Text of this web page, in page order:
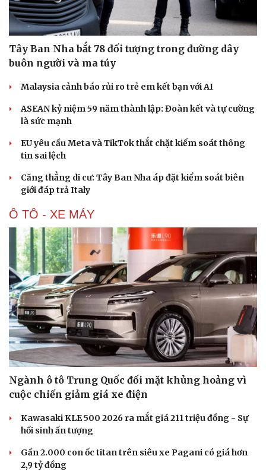
Du lịch
Tư vấn
Săn Tour
Podcast
Câu chuyện thời sự
Kể chuyện cho bé
Tây Ban Nha bắt 78 đối tượng trong đường dây
buôn người và ma túy
Malaysia cảnh báo rủi ro trẻ em kết bạn với AI
ASEAN kỷ niệm 59 năm thành lập: Đoàn kết và tự cường
là sức mạnh
EU yêu cầu Meta và TikTok thắt chặt kiểm soát thông
tin sai lệch
Căng thẳng di cư: Tây Ban Nha áp đặt kiểm soát biên
giới đáp trả Italy
Ô TÔ - XE MÁY
Ngành ô tô Trung Quốc đối mặt khủng hoảng vì
cuộc chiến giảm giá xe điện
Kawasaki KLE 500 2026 ra mắt giá 211 triệu đồng - Sự
hồi sinh ấn tượng
Gần 2.000 con ốc titan trên siêu xe Pagani có giá hơn
2,9 tỷ đồng